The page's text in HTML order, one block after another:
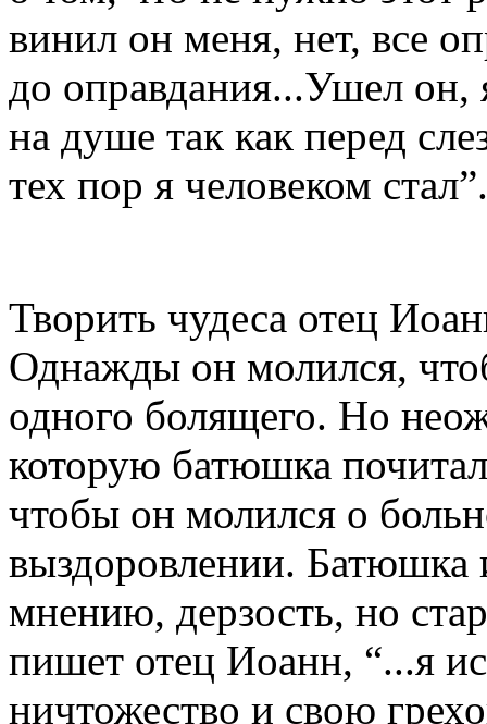
винил он меня, нет, все
до оправдания...Ушел он,
на душе так как перед
тех пор я человеком стал”.
Творить чудеса отец
Однажды он молился,
одного болящего. Но
которую батюшка
чтобы он молился о
выздоровлении. Батюшка
мнению, дерзость, но
пишет отец Иоанн, “...я
ничтожество и свою